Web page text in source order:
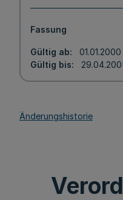
Fassung
Gültig ab
01.01.2000
Gültig bis
Änderungshistorie